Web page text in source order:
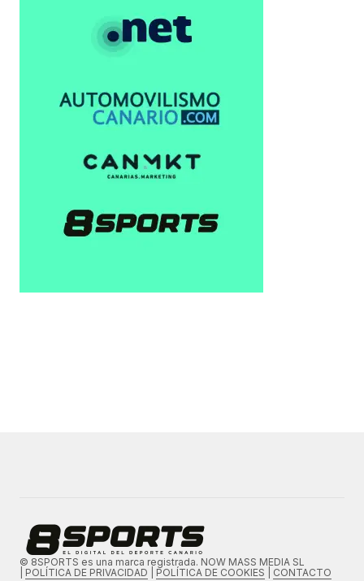
© 8SPORTS es una marca registrada. NOW MASS MEDIA SL
POLÍTICA DE PRIVACIDAD POLÍTICA DE COOKIES CONTACTO